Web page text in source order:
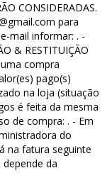
CONSIDERADAS.
para
mail informar: . -
& RESTITUIÇÃO
compra
pago(s)
na loja (situação
é feita da mesma
de compra: . - Em
do
na fatura seguinte
da